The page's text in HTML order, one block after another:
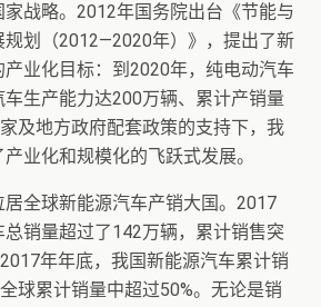
战略。2012年国务院出台《节能与
划（2012—2020年）》，提出了新
业化目标：到2020年，纯电动汽车
生产能力达200万辆、累计产销量
及地方政府配套政策的支持下，我
业化和规模化的飞跃式发展。
全球新能源汽车产销大国。2017
销量超过了142万辆，累计销售突
年年底，我国新能源汽车累计销
球累计销量中超过50%。无论是销